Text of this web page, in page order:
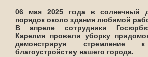
06 мая 2025 года в солнечный
порядок около здания любимой
В апреле сотрудники
Карелия провели уборку
демонстрируя
благоустройству нашего города.